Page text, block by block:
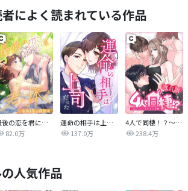
によく読まれている作品
最後の恋を君に捧ぐ～余命1年の御曹司～
82.0万
運命の相手は上司だった
137.0万
4人で同棲！？～逆ハーレムハウスへようこそ♥～【改訂版】
238.4万
人気作品